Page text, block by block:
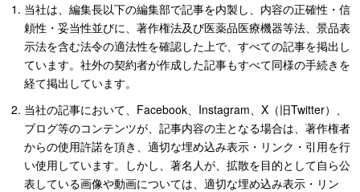
当社は、編集長以下の編集部で記事を内製し、内容の正確性・信
頼性・妥当性並びに、著作権法及び医薬品医療機器等法、景品表
示法を含む法令の適法性を確認した上で、すべての記事を掲出し
ています。社外の契約者が作成した記事もすべて同様の手続きを
経て掲出しています。
当社の記事において、Facebook、Instagram、X（旧Twitter）、
ブログ等のコンテンツが、記事内容の主となる場合は、著作権者
からの使用許諾を頂き、適切な埋め込み表示・リンク・引用を行
い使用しています。しかし、著名人が、拡散を目的として自ら公
表している画像や動画については、適切な埋め込み表示・リン